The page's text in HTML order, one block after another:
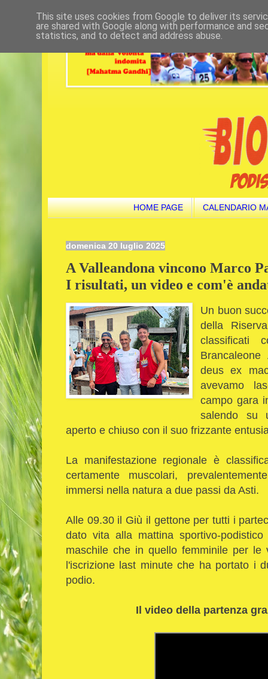
HOME PAGE CALENDARIO
domenica 20 luglio 2025
A Valleandona vincono Marco
I risultati, un video e com'è
Un buon
della
classificati
deus ex
avevamo
campo gara
salendo su
aperto e chiuso con il suo frizzante
La manifestazione regionale è
certamente muscolari,
immersi nella natura a due passi da Asti.
Alle 09.30 il Giù il gettone per tutti i
dato vita alla mattina sportivo-
maschile che in quello femminile per
l'iscrizione last minute che ha portato i
podio.
Il video della partenza
This site uses cookies from Google to deliver its
are shared with Google along with performance and
statistics, and to detect and address abuse.